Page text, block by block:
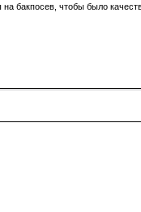
бакпосев, чтобы было